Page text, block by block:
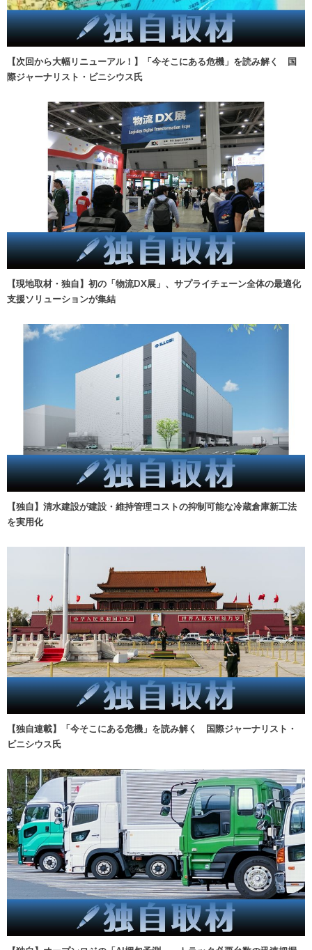
【次回から大幅リニューアル！】「今そこにある危機」を読み解く 国
際ジャーナリスト・ビニシウス氏
【現地取材・独自】初の「物流DX展」、サプライチェーン全体の最適化
支援ソリューションが集結
【独自】清水建設が建設・維持管理コストの抑制可能な冷蔵倉庫新工法
を実用化
【独自連載】「今そこにある危機」を読み解く 国際ジャーナリスト・
ビニシウス氏